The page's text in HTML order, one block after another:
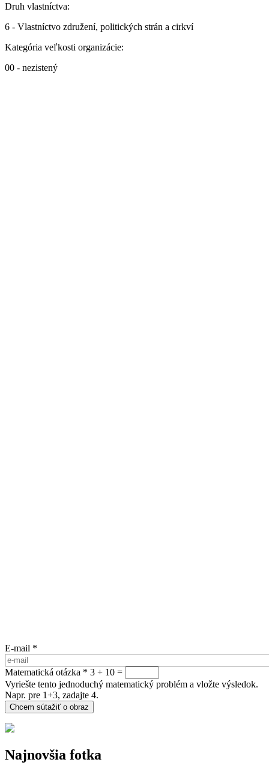
Druh vlastníctva:
6 - Vlastníctvo združení, politických strán a cirkví
Kategória veľkosti organizácie:
00 - nezistený
E-mail *
Matematická otázka * 3 + 10 =
Vyriešte tento jednoduchý matematický problém a vložte výsledok.
Napr. pre 1+3, zadajte 4.
Najnovšia fotka